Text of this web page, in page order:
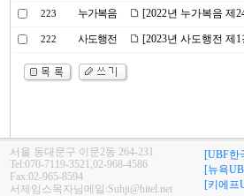
223 누가복음 [2022년 누가복음 제
222 사도행전 [2023년 사도행전 제
서울 동대문구 이문2동 264-231
Tel:070-7119-3521,02-968-4586
Fax:02-965-8594
서제임스목자님메일:Suhjt@hitel.net
[UBF한
[뉴욕
[키에프